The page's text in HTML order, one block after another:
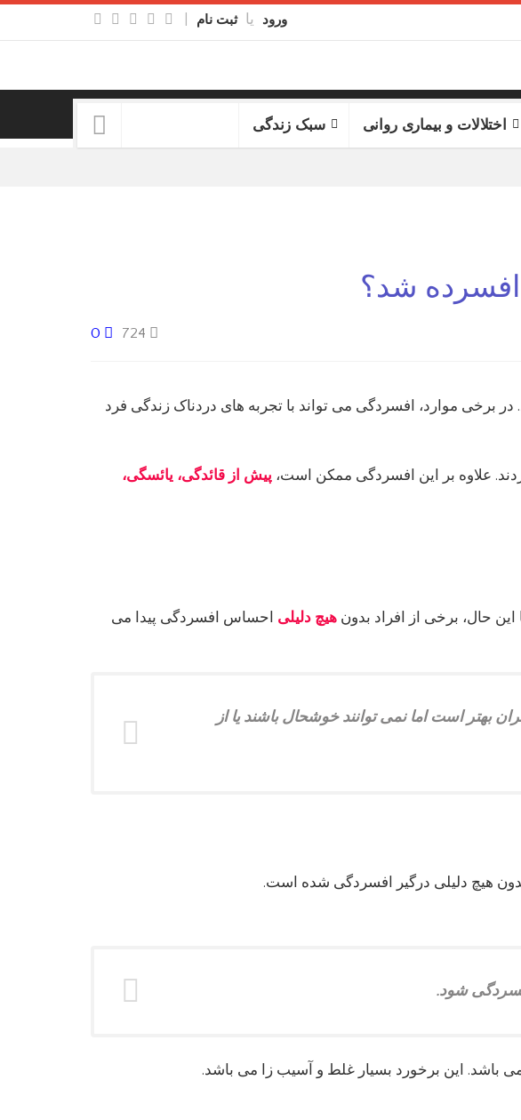
ورود یا ثبت نام
اختلالات و بیماری روانی سبک زندگی
افسرده شد؟
برخی موارد، افسردگی می تواند با تجربه های دردناک زندگی فرد
علاوه بر این افسردگی ممکن است، پیش از قائدگی، یائسگی،
حال، برخی از افراد بدون هیچ دلیلی احساس افسردگی پیدا می
بهتر است اما نمی توانند خوشحال باشند یا از
هیچ دلیلی درگیر افسردگی شده است.
شود.
باشد. این برخورد بسیار غلط و آسیب زا می باشد.